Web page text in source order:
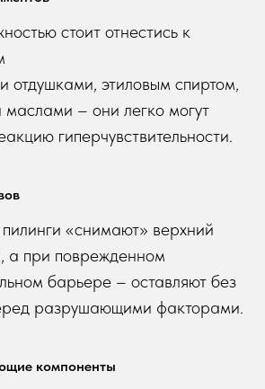
стоит отнестись к
отдушками, этиловым спиртом,
– они легко могут
гиперчувствительности.
«снимают» верхний
а при поврежденном
барьере – оставляют без
разрушающими факторами.
компоненты